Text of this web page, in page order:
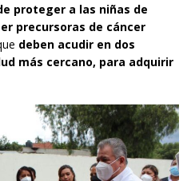
proteger a las niñas de
precursoras de cáncer
deben acudir en dos
más cercano, para adquirir